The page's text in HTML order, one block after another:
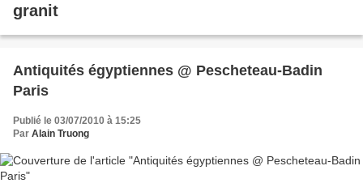
granit
Antiquités égyptiennes @ Pescheteau-Badin
Paris
Publié le 03/07/2010 à 15:25
Par Alain Truong